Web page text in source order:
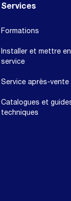
Services
Formations
Installer et mettre en
service
Service après-vente
Catalogues et
techniques